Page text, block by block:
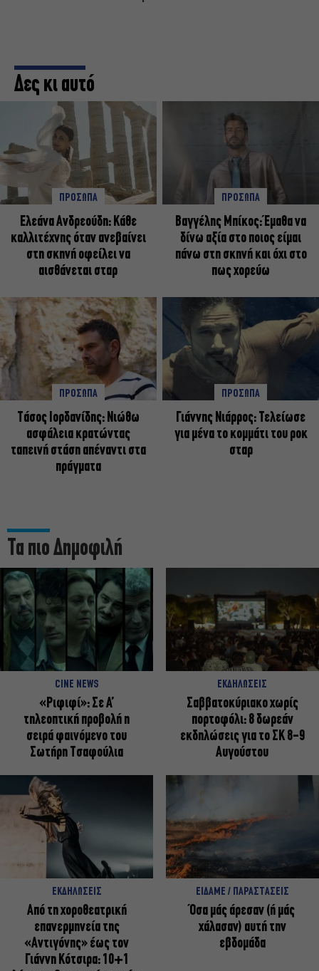
Δες κι αυτό
ΠΡΟΣΩΠΑ
Ελεάνα Ανδρεούδη: Κάθε
καλλιτέχνης όταν ανεβαίνει
στη σκηνή οφείλει να
αισθάνεται σταρ
ΠΡΟΣΩΠΑ
Βαγγέλης Μπίκος: Έμαθα να
δίνω αξία στο ποιος είμαι
πάνω στη σκηνή και όχι στο
πως χορεύω
ΠΡΟΣΩΠΑ
Tάσος Ιορδανίδης: Νιώθω
ασφάλεια κρατώντας
ταπεινή στάση απέναντι στα
πράγματα
ΠΡΟΣΩΠΑ
Γιάννης Νιάρρος: Τελείωσε
για μένα το κομμάτι του ροκ
σταρ
Τα πιο Δημοφιλή
CINE NEWS
«Ριφιφί»: Σε Α’
τηλεοπτική προβολή η
σειρά φαινόμενο του
Σωτήρη Τσαφούλια
ΕΚΔΗΛΩΣΕΙΣ
Σαββατοκύριακο χωρίς
πορτοφόλι: 8 δωρεάν
εκδηλώσεις για το ΣΚ 8-9
Αυγούστου
ΕΚΔΗΛΩΣΕΙΣ
Από τη χοροθεατρική
επανερμηνεία της
«Αντιγόνης» έως τον
Γιάννη Κότσιρα: 10+1
ΕΙΔΑΜΕ / ΠΑΡΑΣΤΑΣΕΙΣ
Όσα μάς άρεσαν (ή μάς
χάλασαν) αυτή την
εβδομάδα